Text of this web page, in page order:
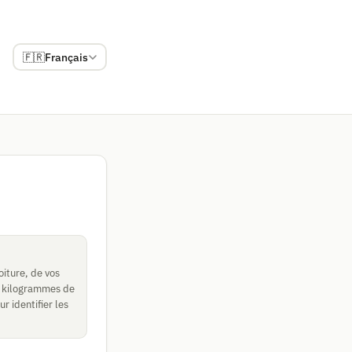
🇫🇷Français
de vos
de
identifier les